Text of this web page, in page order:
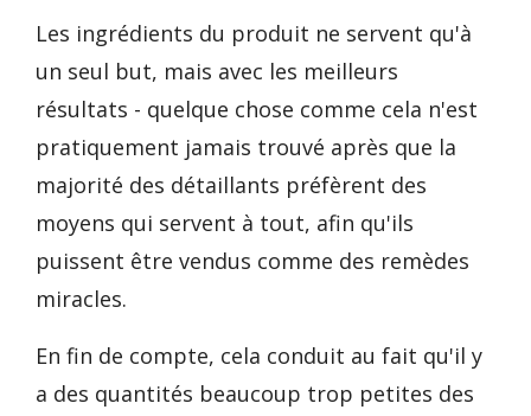
Les ingrédients du produit ne servent qu'à
un seul but, mais avec les meilleurs
résultats - quelque chose comme cela n'est
pratiquement jamais trouvé après que la
majorité des détaillants préfèrent des
moyens qui servent à tout, afin qu'ils
puissent être vendus comme des remèdes
miracles.
En fin de compte, cela conduit au fait qu'il y
a des quantités beaucoup trop petites des